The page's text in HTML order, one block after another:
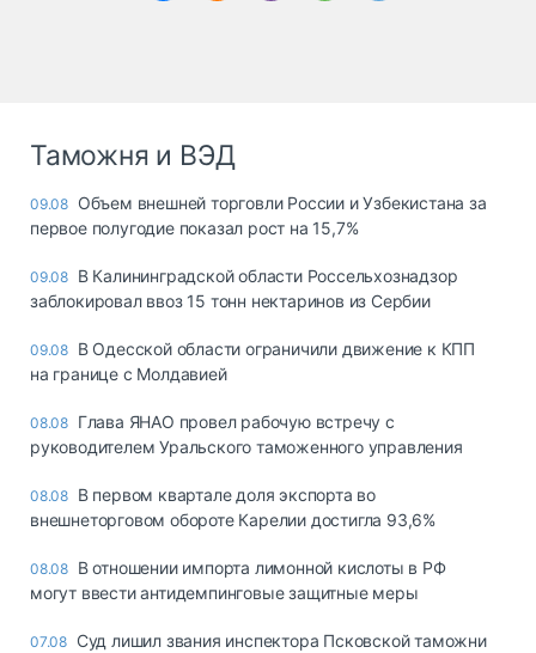
Таможня и ВЭД
09.08 Объем внешней торговли России и Узбекистана за
первое полугодие показал рост на 15,7%
09.08 В Калининградской области Россельхознадзор
заблокировал ввоз 15 тонн нектаринов из Сербии
09.08 В Одесской области ограничили движение к КПП
на границе с Молдавией
08.08 Глава ЯНАО провел рабочую встречу с
руководителем Уральского таможенного управления
08.08 В первом квартале доля экспорта во
внешнеторговом обороте Карелии достигла 93,6%
08.08 В отношении импорта лимонной кислоты в РФ
могут ввести антидемпинговые защитные меры
07.08 Суд лишил звания инспектора Псковской таможни